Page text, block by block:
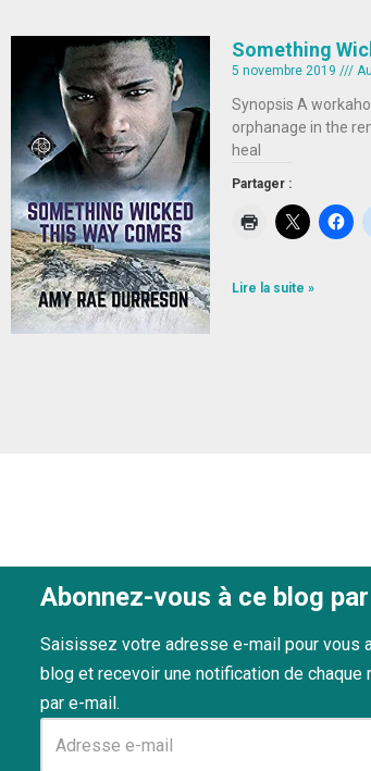
Something
5 novembre 2019
Synopsis A
orphanage in the
heal
Partager :
Lire la suite »
Abonnez-vous à ce blog
Saisissez votre adresse e-mail pour vous
blog et recevoir une notification de chaque
par e-mail.